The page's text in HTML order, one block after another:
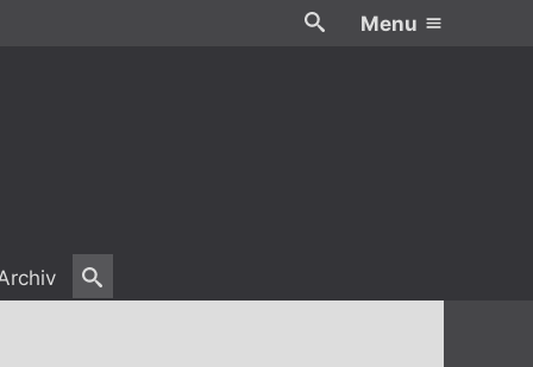
Menu